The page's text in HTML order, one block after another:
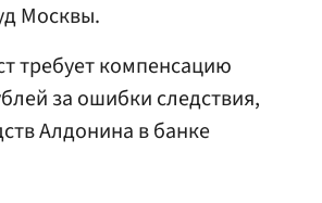
Москвы.
требует компенсацию
за ошибки следствия,
Алдонина в банке